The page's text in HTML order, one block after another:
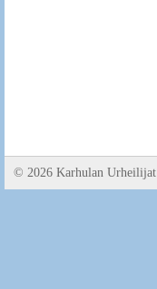
© 2026 Karhulan Urheilijat